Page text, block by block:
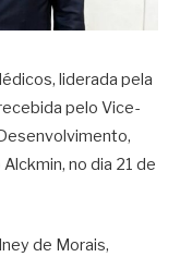
liderada pela
pelo Vice-
no dia 21 de
de Morais,